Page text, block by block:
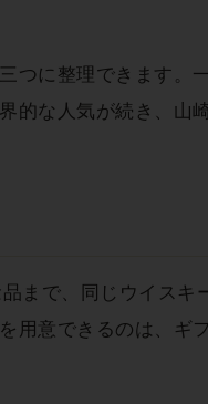
つに整理できます。
的な人気が続き、山
まで、同じウイスキ
用意できるのは、ギ